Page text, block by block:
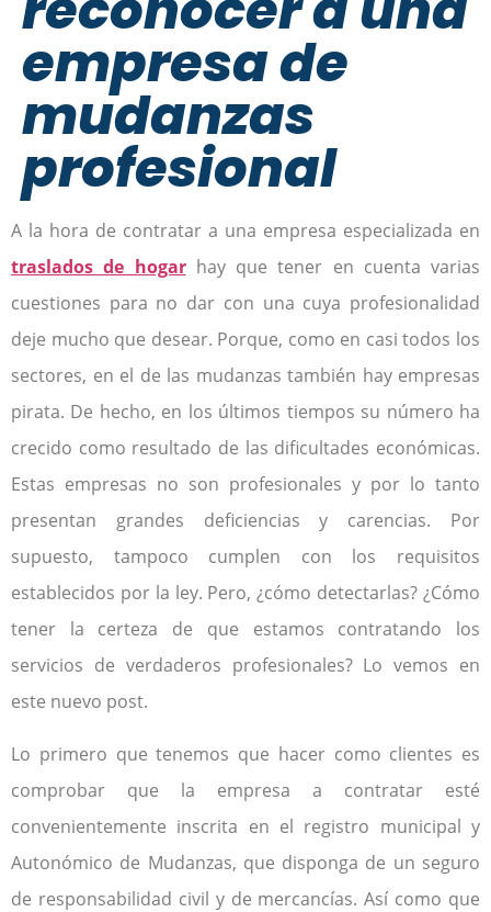
empresa de
mudanzas
profesional
A la hora de contratar a una empresa especializada en
traslados de hogarhay que tener en cuenta varias
cuestiones para no dar con una cuya profesionalidad
deje mucho que desear. Porque, como en casi todos los
sectores, en el de las mudanzas también hay empresas
pirata. De hecho, en los últimos tiempos su número ha
crecido como resultado de las dificultades económicas.
Estas empresas no son profesionales y por lo tanto
presentan grandes deficiencias y carencias. Por
supuesto, tampoco cumplen con los requisitos
establecidos por la ley. Pero, ¿cómo detectarlas? ¿Cómo
tener la certeza de que estamos contratando los
servicios de verdaderos profesionales? Lo vemos en
este nuevo post.
Lo primero que tenemos que hacer como clientes es
comprobar que la empresa a contratar esté
convenientemente inscrita en el registro municipal y
Autonómico de Mudanzas, que disponga de un seguro
de responsabilidad civil y de mercancías. Así como que